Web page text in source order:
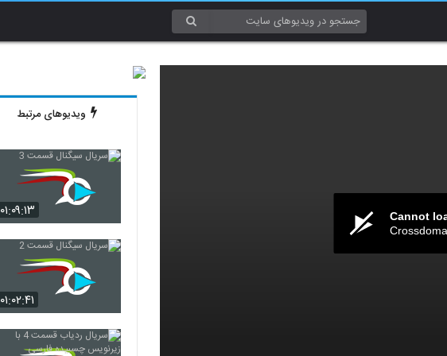
Cannot
ویدیوهای مرتبط
۰۱:۰۹:۱۳
۰۱:۰۲:۴۱